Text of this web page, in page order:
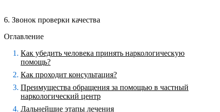
6. Звонок проверки качества
Оглавление
Как убедить человека принять наркологическую
помощь?
Как проходит консультация?
Преимущества обращения за помощью в частный
наркологический центр
Дальнейшие этапы лечения